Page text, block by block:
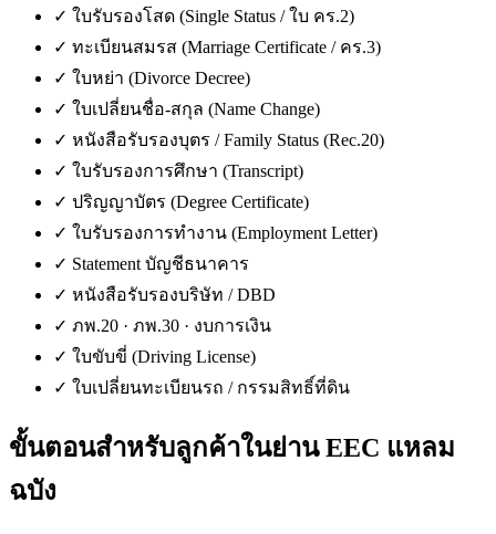
✓ ใบรับรองโสด (Single Status / ใบ คร.2)
✓ ทะเบียนสมรส (Marriage Certificate / คร.3)
✓ ใบหย่า (Divorce Decree)
✓ ใบเปลี่ยนชื่อ-สกุล (Name Change)
✓ หนังสือรับรองบุตร / Family Status (Rec.20)
✓ ใบรับรองการศึกษา (Transcript)
✓ ปริญญาบัตร (Degree Certificate)
✓ ใบรับรองการทำงาน (Employment Letter)
✓ Statement บัญชีธนาคาร
✓ หนังสือรับรองบริษัท / DBD
✓ ภพ.20 · ภพ.30 · งบการเงิน
✓ ใบขับขี่ (Driving License)
✓ ใบเปลี่ยนทะเบียนรถ / กรรมสิทธิ์ที่ดิน
ขั้นตอนสำหรับลูกค้าในย่าน EEC แหลม
ฉบัง